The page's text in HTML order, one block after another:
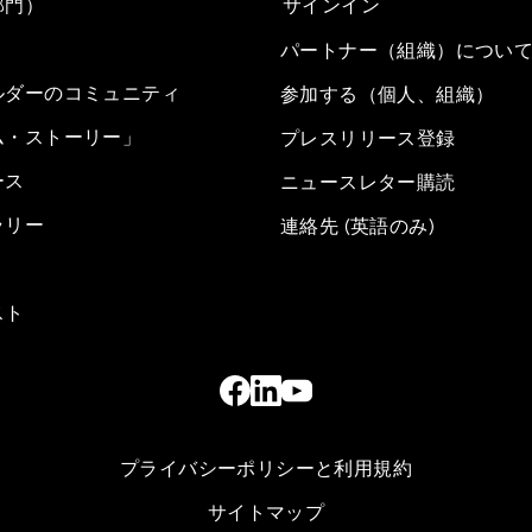
）
ーのコミュニティ
ストーリー」
リー
サインイン
パートナー（組織）につい
参加する（個人、組織）
プレスリリース登録
ニュースレター購読
連絡先 (英語のみ)
プライバシーポリシーと利用規約
サイトマップ